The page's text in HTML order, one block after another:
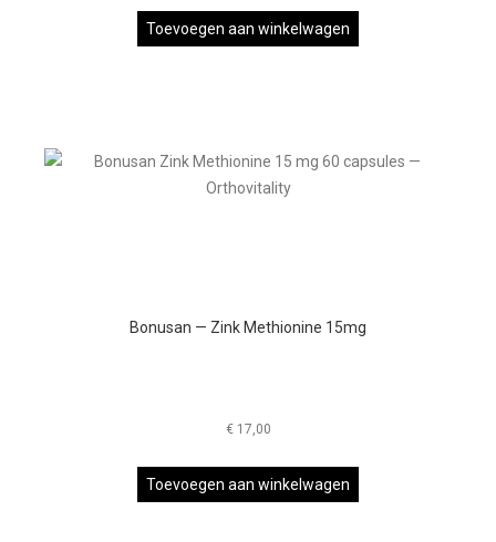
Toevoegen aan winkelwagen
Bonusan — Zink Methionine 15mg
€17,00
Toevoegen aan winkelwagen